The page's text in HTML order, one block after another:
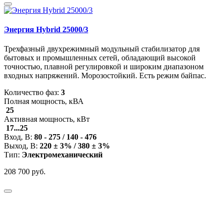
Энергия Hybrid 25000/3
Трехфазный двухрежимный модульный стабилизатор для
бытовых и промышленных сетей, обладающий высокой
точностью, плавной регулировкой и широким диапазоном
входных напряжений. Морозостойкий. Есть режим байпас.
Количество фаз: 3
Полная мощность, кВА
25
Активная мощность, кВт
17...25
Вход, В: 80 - 275 / 140 - 476
Выход, В: 220 ± 3% / 380 ± 3%
Тип: Электромеханический
208 700 руб.